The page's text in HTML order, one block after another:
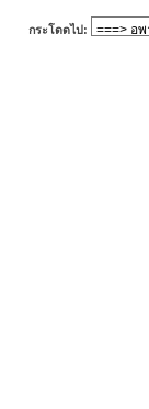
กระโดดไป: